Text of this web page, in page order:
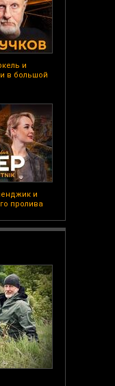
и
в большой
и
пролива